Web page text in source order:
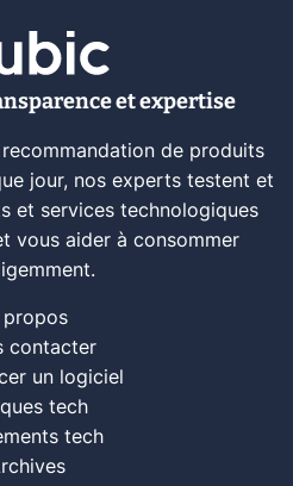
et expertise
de produits
jour, nos experts testent et
et services technologiques
vous aider à consommer
propos
contacter
un logiciel
tech
tech